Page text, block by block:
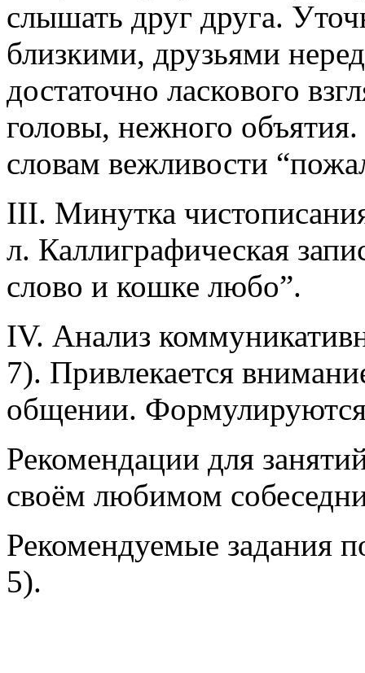
слышать друг друга.
близкими, друзьями
достаточно ласкового
головы, нежного
словам вежливости
III. Минутка
л. Каллиграфическая
слово и кошке любо”.
IV. Анализ
7). Привлекается
общении.
Рекомендации для
своём любимом
Рекомендуемые задания
5).